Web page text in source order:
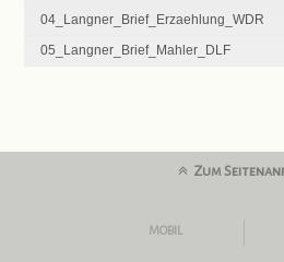
04_Langner_Brief_Erzaehlung_WDR
05_Langner_Brief_Mahler_DLF
Zum
MOBIL